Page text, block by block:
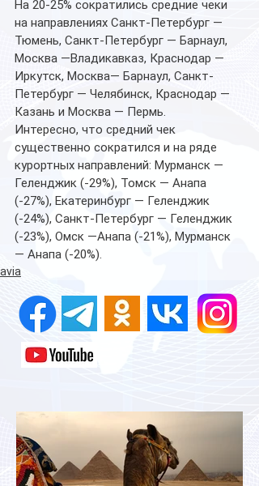
На 20-25% сократились средние чеки
на направлениях Санкт-Петербург —
Тюмень, Санкт-Петербург — Барнаул,
Москва —Владикавказ, Краснодар —
Иркутск, Москва— Барнаул, Санкт-
Петербург — Челябинск, Краснодар —
Казань и Москва — Пермь.
Интересно, что средний чек
существенно сократился и на ряде
курортных направлений: Мурманск —
Геленджик (-29%), Томск — Анапа
(-27%), Екатеринбург — Геленджик
(-24%), Санкт-Петербург — Геленджик
(-23%), Омск —Анапа (-21%), Мурманск
— Анапа (-20%).
avia